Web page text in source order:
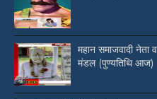
महान समाजवादी नेता
मंडल (पुण्यतिथि आज)